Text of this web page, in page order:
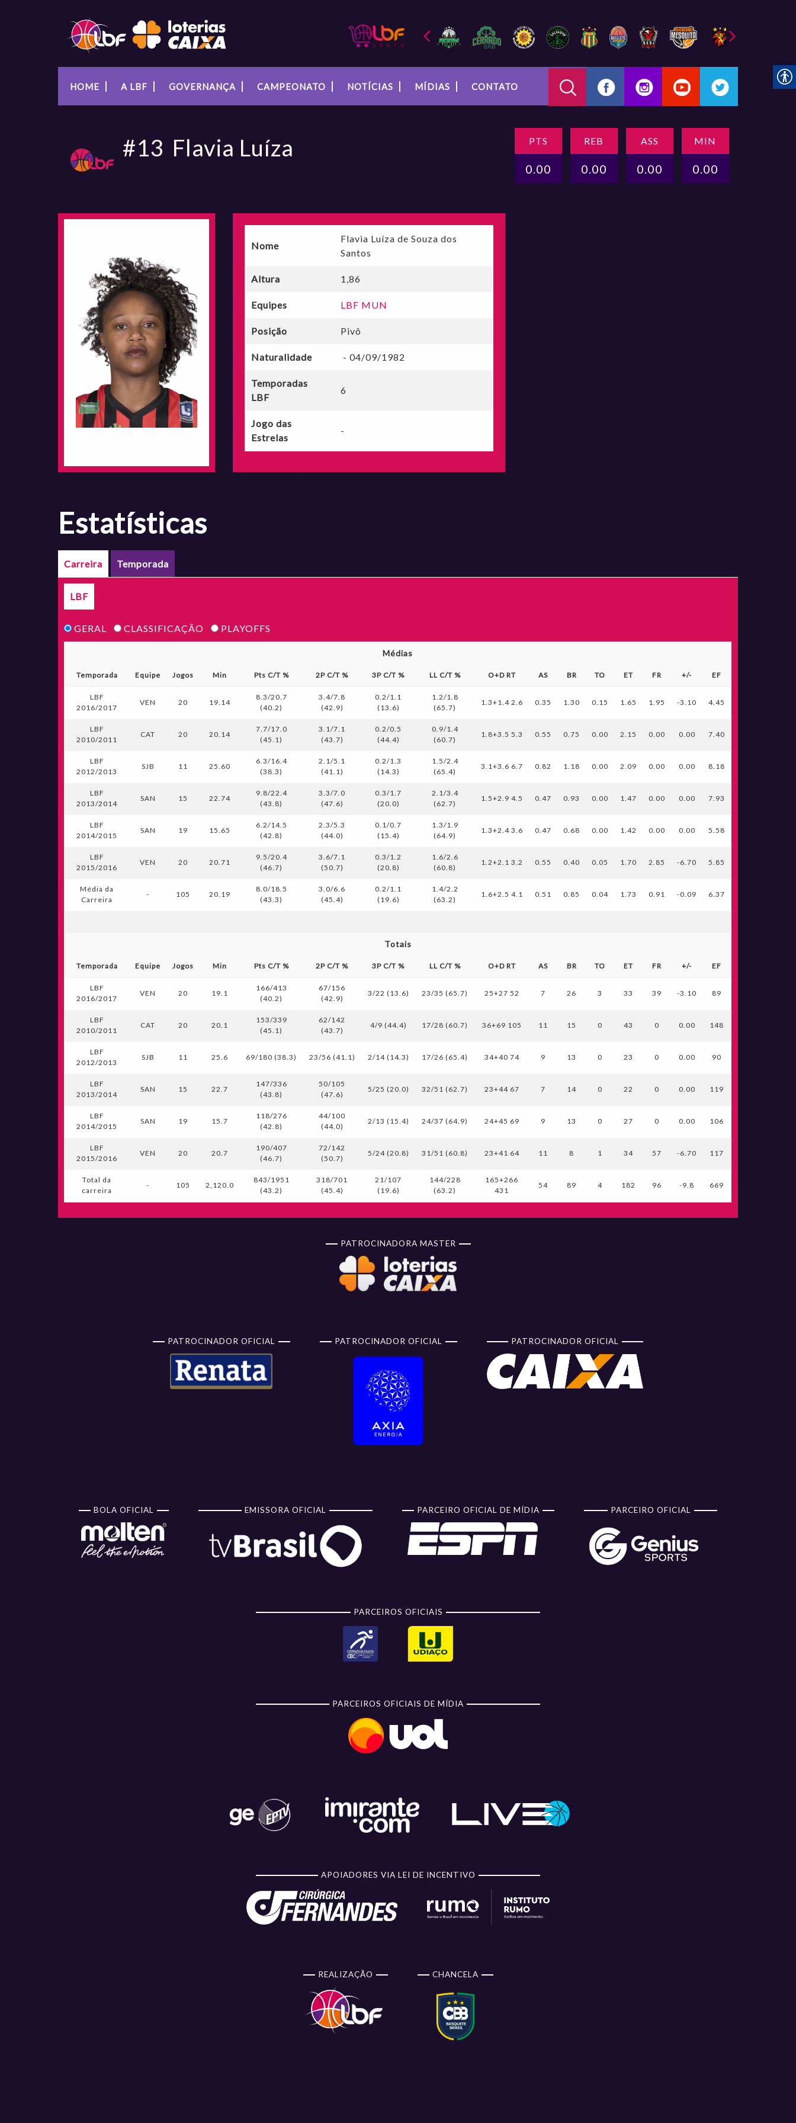
HOME A LBF GOVERNANÇA CAMPEONATO NOTÍCIAS MÍDIAS CONTATO
#13 Flavia Luíza PTS
0.00
REB
0.00
ASS
0.00
MIN
0.00
Nome
Flavia Luíza de Souza dos
Santos
Altura 1,86
Equipes LBF MUN
Posição Pivô
Naturalidade - 04/09/1982
Temporadas
LBF
6
Jogo das
Estrelas
-
estatísticas
Carreira Temporada
LBF
GERAL CLASSIFICAÇÃO PLAYOFFS
Médias
Temporada Equipe Jogos Min Pts C/T % 2P C/T % 3P C/T % LL C/T % O+D RT AS BR TO ET FR +/- EF
LBF
2016/2017
VEN 20 19.14
8.3/20.7
(40.2)
3.4/7.8
(42.9)
0.2/1.1
(13.6)
1.2/1.8
(65.7)
1.3+1.4 2.6 0.35 1.30 0.15 1.65 1.95 -3.10 4.45
LBF
2010/2011
CAT 20 20.14
7.7/17.0
(45.1)
3.1/7.1
(43.7)
0.2/0.5
(44.4)
0.9/1.4
(60.7)
1.8+3.5 5.3 0.55 0.75 0.00 2.15 0.00 0.00 7.40
LBF
2012/2013
SJB 11 25.60
6.3/16.4
(38.3)
2.1/5.1
(41.1)
0.2/1.3
(14.3)
1.5/2.4
(65.4)
3.1+3.6 6.7 0.82 1.18 0.00 2.09 0.00 0.00 8.18
LBF
2013/2014
SAN 15 22.74
9.8/22.4
(43.8)
3.3/7.0
(47.6)
0.3/1.7
(20.0)
2.1/3.4
(62.7)
1.5+2.9 4.5 0.47 0.93 0.00 1.47 0.00 0.00 7.93
LBF
2014/2015
SAN 19 15.65
6.2/14.5
(42.8)
2.3/5.3
(44.0)
0.1/0.7
(15.4)
1.3/1.9
(64.9)
1.3+2.4 3.6 0.47 0.68 0.00 1.42 0.00 0.00 5.58
LBF
2015/2016
VEN 20 20.71
9.5/20.4
(46.7)
3.6/7.1
(50.7)
0.3/1.2
(20.8)
1.6/2.6
(60.8)
1.2+2.1 3.2 0.55 0.40 0.05 1.70 2.85 -6.70 5.85
Média da
Carreira
- 105 20.19
8.0/18.5
(43.3)
3.0/6.6
(45.4)
0.2/1.1
(19.6)
1.4/2.2
(63.2)
1.6+2.5 4.1 0.51 0.85 0.04 1.73 0.91 -0.09 6.37
Totais
Temporada Equipe Jogos Min Pts C/T % 2P C/T % 3P C/T % LL C/T % O+D RT AS BR TO ET FR +/- EF
LBF
2016/2017
VEN 20 19.1
166/413
(40.2)
67/156
(42.9)
3/22 (13.6) 23/35 (65.7) 25+27 52 7 26 3 33 39 -3.10 89
LBF
2010/2011
CAT 20 20.1
153/339
(45.1)
62/142
(43.7)
4/9 (44.4) 17/28 (60.7) 36+69 105 11 15 0 43 0 0.00 148
LBF
2012/2013
SJB 11 25.6 69/180 (38.3) 23/56 (41.1) 2/14 (14.3) 17/26 (65.4) 34+40 74 9 13 0 23 0 0.00 90
LBF
2013/2014
SAN 15 22.7
147/336
(43.8)
50/105
(47.6)
5/25 (20.0) 32/51 (62.7) 23+44 67 7 14 0 22 0 0.00 119
LBF
2014/2015
SAN 19 15.7
118/276
(42.8)
44/100
(44.0)
2/13 (15.4) 24/37 (64.9) 24+45 69 9 13 0 27 0 0.00 106
LBF
2015/2016
VEN 20 20.7
190/407
(46.7)
72/142
(50.7)
5/24 (20.8) 31/51 (60.8) 23+41 64 11 8 1 34 57 -6.70 117
Total da
carreira
- 105 2,120.0
843/1951
(43.2)
318/701
(45.4)
21/107
(19.6)
144/228
(63.2)
165+266
431
54 89 4 182 96 -9.8 669
PATROCINADORA MASTER
PATROCINADOR OFICIAL PATROCINADOR OFICIAL PATROCINADOR OFICIAL
BOLA OFICIAL EMISSORA OFICIAL PARCEIRO OFICIAL DE MÍDIA PARCEIRO OFICIAL
PARCEIROS OFICIAIS
PARCEIROS OFICIAIS DE MÍDIA
APOIADORES VIA LEI DE INCENTIVO
REALIZAÇÃO CHANCELA